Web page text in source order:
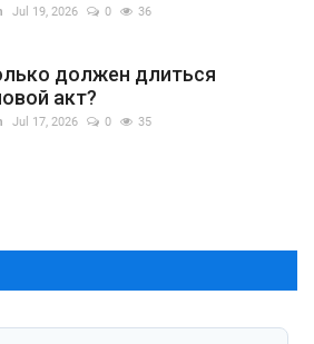
Jul 19, 2026 0 36
должен длиться
акт?
Jul 17, 2026 0 35